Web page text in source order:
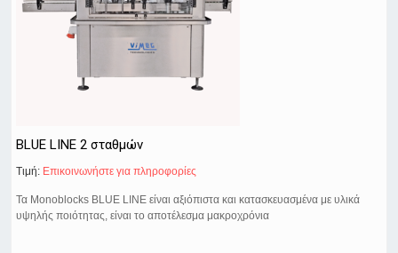
BLUE LINE 2 σταθμών
Τιμή: Eπικοινωνήστε για πληροφορίες
Τα Monoblocks BLUE LINE είναι αξιόπιστα και κατασκευασμένα με υλικά
υψηλής ποιότητας, είναι το αποτέλεσμα μακροχρόνια